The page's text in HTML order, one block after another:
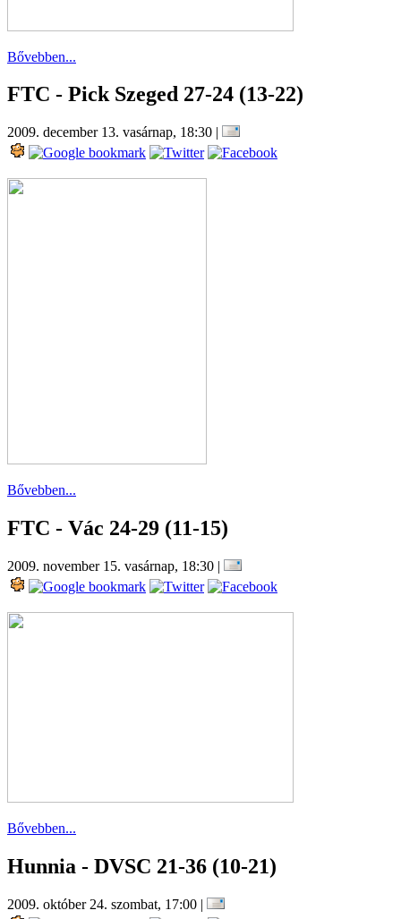
Bővebben...
FTC - Pick Szeged 27-24 (13-22)
2009. december 13. vasárnap, 18:30 |
Bővebben...
FTC - Vác 24-29 (11-15)
2009. november 15. vasárnap, 18:30 |
Bővebben...
Hunnia - DVSC 21-36 (10-21)
2009. október 24. szombat, 17:00 |